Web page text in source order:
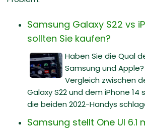
Samsung Galaxy S22 vs
sollten Sie kaufen?
Haben Sie die Qual
Samsung und
Vergleich zwischen
Galaxy S22 und dem iPhone 14
die beiden 2022-Handys
Samsung stellt One UI 6.1